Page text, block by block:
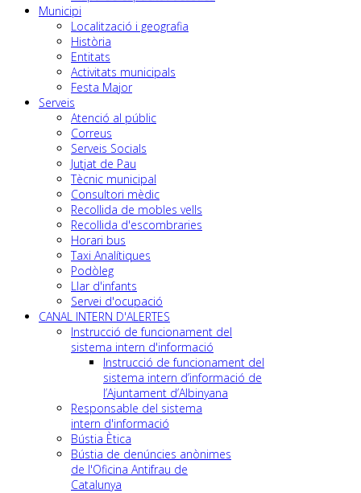
Municipi
Localització i geografia
Història
Entitats
Activitats municipals
Festa Major
Serveis
Atenció al públic
Correus
Serveis Socials
Jutjat de Pau
Tècnic municipal
Consultori mèdic
Recollida de mobles vells
Recollida d'escombraries
Horari bus
Taxi Analítiques
Podòleg
Llar d'infants
Servei d'ocupació
CANAL INTERN D'ALERTES
Instrucció de funcionament del
sistema intern d'informació
Instrucció de funcionament del
sistema intern d’informació de
l’Ajuntament d’Albinyana
Responsable del sistema
intern d'informació
Bústia Ètica
Bústia de denúncies anònimes
de l'Oficina Antifrau de
Catalunya